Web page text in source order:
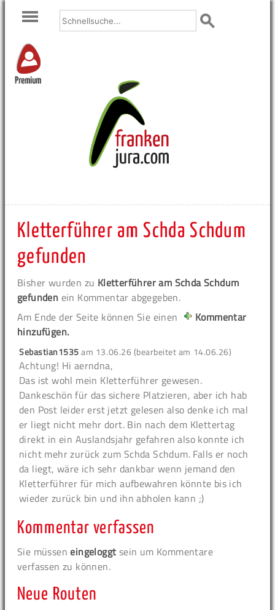
Premium
Kletterführer am Schda Schdum
gefunden
Bisher wurden zu Kletterführer am Schda Schdum
gefunden ein Kommentar abgegeben.
Am Ende der Seite können Sie einen
Kommentar
hinzufügen.
Sebastian1535am 13.06.26 (bearbeitet am 14.06.26)
Achtung! Hi aerndna,
Das ist wohl mein Kletterführer gewesen.
Dankeschön für das sichere Platzieren, aber ich hab
den Post leider erst jetzt gelesen also denke ich mal
er liegt nicht mehr dort. Bin nach dem Klettertag
direkt in ein Auslandsjahr gefahren also konnte ich
nicht mehr zurück zum Schda Schdum. Falls er noch
da liegt, wäre ich sehr dankbar wenn jemand den
Kletterführer für mich aufbewahren könnte bis ich
wieder zurück bin und ihn abholen kann ;)
Kommentar verfassen
Sie müsseneingeloggt sein um Kommentare
verfassen zu können.
Neue Routen